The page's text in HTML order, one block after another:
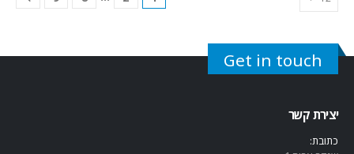
Get in touch
יצירת קשר
כתובת: